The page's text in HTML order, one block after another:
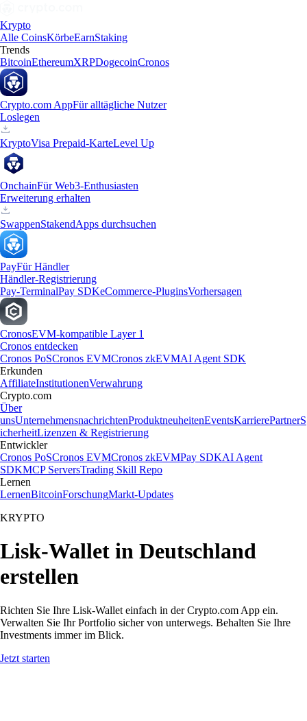
Krypto
Alle CoinsKörbeEarnStaking
Trends
BitcoinEthereumXRPDogecoinCronos
Crypto.com AppFür alltägliche Nutzer
Loslegen
KryptoVisa Prepaid-KarteLevel Up
OnchainFür Web3-Enthusiasten
Erweiterung erhalten
SwappenStakendApps durchsuchen
PayFür Händler
Händler-Registrierung
Pay-TerminalPay SDKeCommerce-PluginsVorhersagen
CronosEVM-kompatible Layer 1
Cronos entdecken
Cronos PoSCronos EVMCronos zkEVMAI Agent SDK
Erkunden
AffiliateInstitutionenVerwahrung
Crypto.com
Über
unsUnternehmensnachrichtenProduktneuheitenEventsKarrierePartnerS
icherheitLizenzen & Registrierung
Entwickler
Cronos PoSCronos EVMCronos zkEVMPay SDKAI Agent
SDKMCP ServersTrading Skill Repo
Lernen
LernenBitcoinForschungMarkt-Updates
KRYPTO
Lisk-Wallet in Deutschland
erstellen
Richten Sie Ihre Lisk-Wallet einfach in der Crypto.com App ein.
Verwalten Sie Ihr Portfolio sicher von unterwegs. Behalten Sie Ihre
Investments immer im Blick.
Jetzt starten